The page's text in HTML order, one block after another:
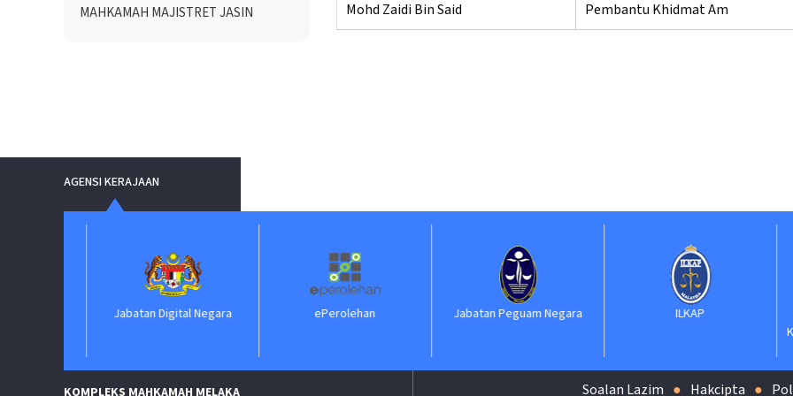
Mohd Zaidi Bin Said Pembantu Khidmat Am
MAHKAMAH MAJISTRET JASIN
AGENSI KERAJAAN
Jabatan Digital Negara ePerolehan Jabatan Peguam Negara ILKAP
KOMPLEKS MAHKAMAH MELAKA Soalan Lazim Hakcipta